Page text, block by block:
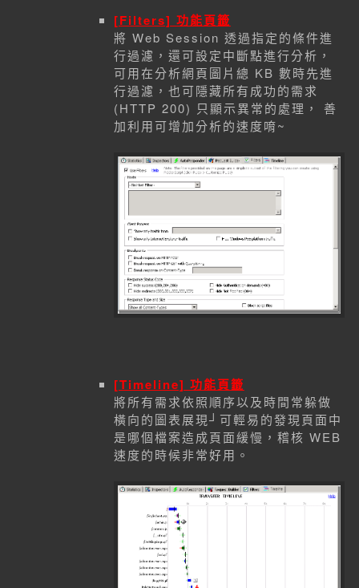
[Filters] 功能頁籤
將 Web Session 透過指定的條件進
行過濾，還可設定中斷點進行分析，
可用在分析網頁圖片總 KB 數時先進
行過濾，也可隱藏所有成功的需求
(HTTP 200) 只顯示異常的處理， 善
加利用可增加分析的速度唷~
[Timeline] 功能頁籤
將所有需求依照順序以及時間常躲做
橫向的圖表展現┘可輕易的發現頁面中
是哪個檔案造成頁面緩慢，稽核 WEB
速度的時候非常好用。